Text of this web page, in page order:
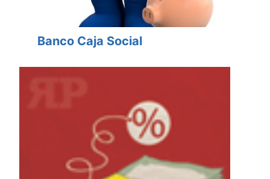
Banco Caja Social